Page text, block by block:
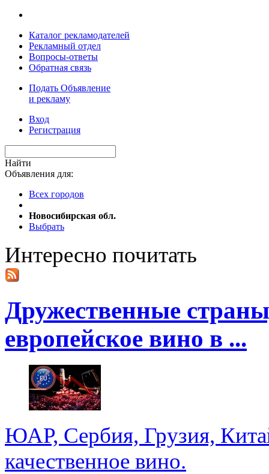
Каталог рекламодателей
Рекламный отдел
Вопросы-ответы
Обратная связь
Подать Объявление
и рекламу
Вход
Регистрация
Найти
Объявления для:
Всех городов
Новосибирская обл.
Выбрать
Интересно почитать
Дружественные
европейское вино в ...
ЮАР, Сербия, Грузия,
качественное вино.